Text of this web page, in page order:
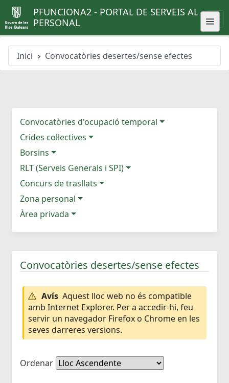
PFUNCIONA2 - PORTAL DE SERVEIS AL
PERSONAL
Inici Convocatòries desertes/sense efectes
Convocatòries d'ocupació temporal
Crides col·lectives
Borsins
RLT (Serveis Generals i SPI)
Concurs de trasllats
Zona personal
Àrea privada
Convocatòries desertes/sense efectes
Avís Aquest lloc web no és compatible
amb Internet Explorer. Per a accedir-hi, feu
servir un navegador Firefox o Chrome en les
seves darreres versions.
Ordenar